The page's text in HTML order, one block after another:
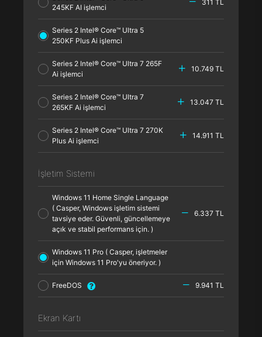
245KF AI işlemci
311 TL
Series 2 Intel® Core™ Ultra 5
250KF Plus Ai işlemci
Series 2 Intel® Core™ Ultra 7 265F
Ai işlemci
10.749 TL
Series 2 Intel® Core™ Ultra 7
265KF Ai işlemci
13.047 TL
Series 2 Intel® Core™ Ultra 7 270K
Plus Ai işlemci
14.911 TL
İşletim Sistemi
Windows 11 Home Single Language
( Casper, Windows işletim sistemi
tavsiye eder. Güvenli, güncellemeye
açık ve stabil performans için. )
6.337 TL
Windows 11 Pro ( Casper, işletmeler
için Windows 11 Pro'yu öneriyor. )
FreeDOS 9.941 TL
Ekran Kartı